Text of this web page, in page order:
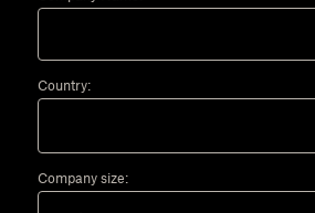
Country:
Company size: